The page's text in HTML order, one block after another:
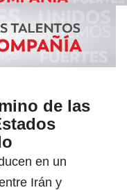
de las
en un
Irán y